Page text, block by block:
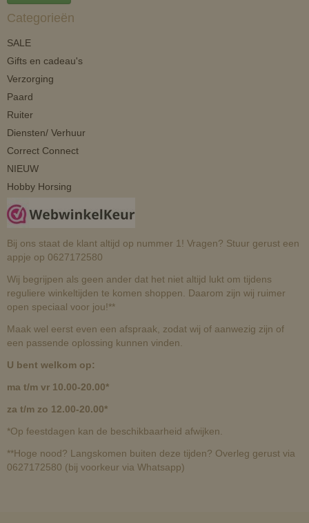
Categorieën
SALE
Gifts en cadeau's
Verzorging
Paard
Ruiter
Diensten/ Verhuur
Correct Connect
NIEUW
Hobby Horsing
Bij ons staat de klant altijd op nummer 1! Vragen? Stuur gerust een
appje op 0627172580
Wij begrijpen als geen ander dat het niet altijd lukt om tijdens
reguliere winkeltijden te komen shoppen. Daarom zijn wij ruimer
open speciaal voor jou!**
Maak wel eerst even een afspraak, zodat wij of aanwezig zijn of
een passende oplossing kunnen vinden.
U bent welkom op:
ma t/m vr 10.00-20.00*
za t/m zo 12.00-20.00*
*Op feestdagen kan de beschikbaarheid afwijken.
**Hoge nood? Langskomen buiten deze tijden? Overleg gerust via
0627172580 (bij voorkeur via Whatsapp)